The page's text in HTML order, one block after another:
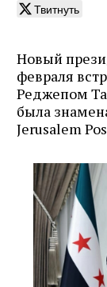
Твитнуть
Новый
февраля
Реджепом
была
Jerusalem